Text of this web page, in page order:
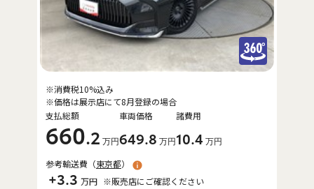
支払総額
660.2 万円
車両価格
649.8 万円
諸費用
10.4 万円
※消費税10%込み
※価格は展示店にて8月登録の場合
参考輸送費（東京都）
+3.3 万円 ※販売店にご確認ください